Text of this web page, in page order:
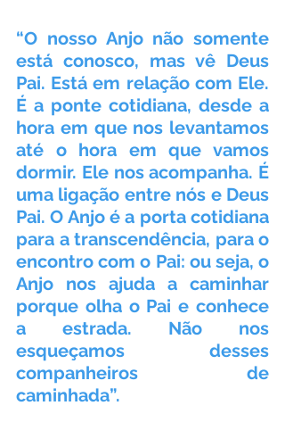
“O nosso Anjo não somente
está conosco, mas vê Deus
Pai. Está em relação com Ele.
É a ponte cotidiana, desde a
hora em que nos levantamos
até o hora em que vamos
dormir. Ele nos acompanha. É
uma ligação entre nós e Deus
Pai. O Anjo é a porta cotidiana
para a transcendência, para o
encontro com o Pai: ou seja, o
Anjo nos ajuda a caminhar
porque olha o Pai e conhece
a estrada. Não nos
esqueçamos desses
companheiros de
caminhada”.